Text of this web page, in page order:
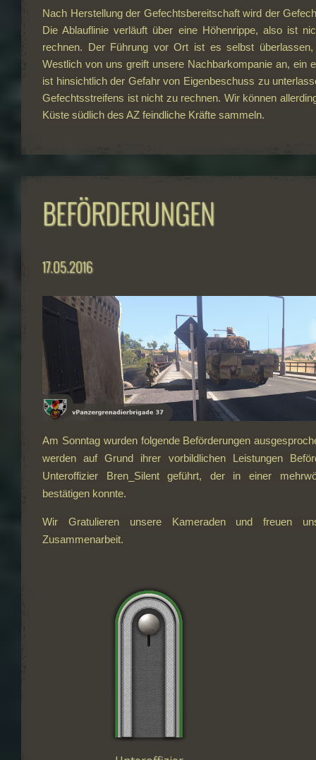
Nach Herstellung der Gefechtsbereitschaft wird der
Die Ablauflinie verläuft über eine Höhenrippe, also ist
rechnen. Der Führung vor Ort ist es selbst
Westlich von uns greift unsere Nachbarkompanie an, ein
ist hinsichtlich der Gefahr von Eigenbeschuss zu
Gefechtsstreifens ist nicht zu rechnen. Wir können
Küste südlich des AZ feindliche Kräfte sammeln.
BEFÖRDERUNGEN
17.05.2016
Am Sonntag wurden folgende Beförderungen
werden auf Grund ihrer vorbildlichen Leistungen
Unteroffizier Bren_Silent geführt, der in einer
bestätigen konnte.
Wir Gratulieren unsere Kameraden und freuen
Zusammenarbeit.